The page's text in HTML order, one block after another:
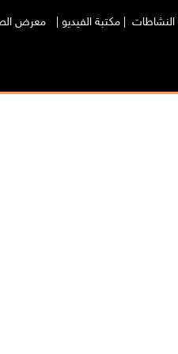
معرض مكتبة الفيديو النشاطات